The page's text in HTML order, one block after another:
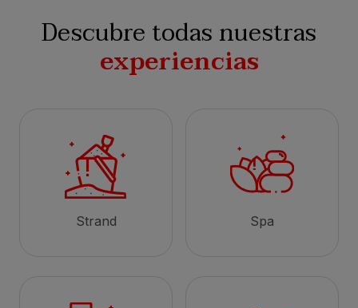
Descubre todas nuestras
experiencias
Strand Spa